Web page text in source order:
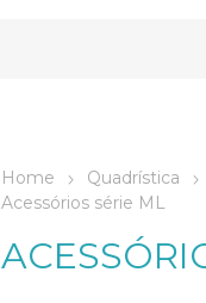
Home Quadrística
Acessórios série ML